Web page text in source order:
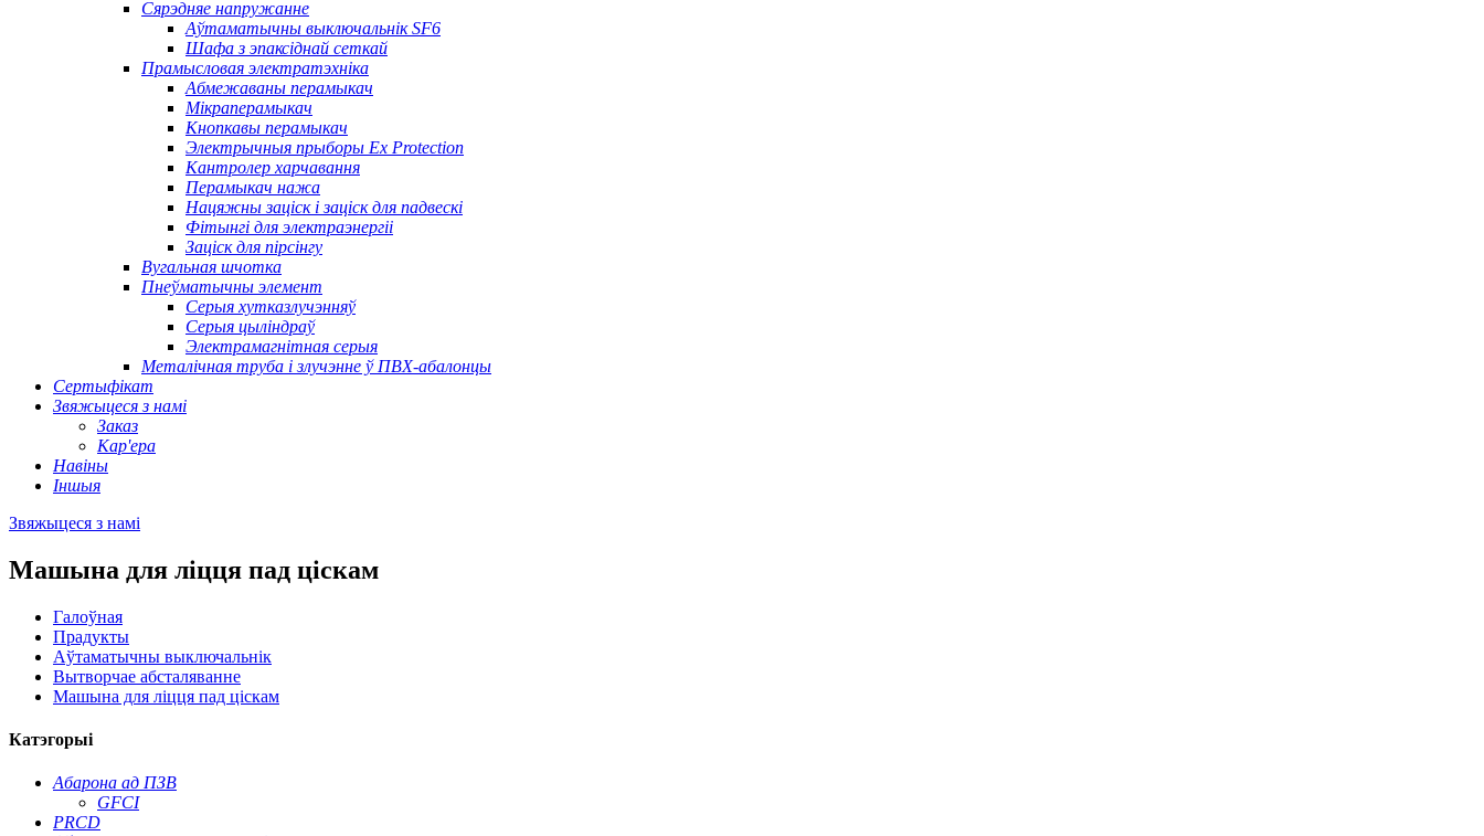
Сярэдняе напружанне
Аўтаматычны выключальнік SF6
Шафа з эпаксіднай сеткай
Прамысловая электратэхніка
Абмежаваны перамыкач
Мікраперамыкач
Кнопкавы перамыкач
Электрычныя прыборы Ex Protection
Кантролер харчавання
Перамыкач нажа
Нацяжны заціск і заціск для падвескі
Фітынгі для электраэнергіі
Заціск для пірсінгу
Вугальная шчотка
Пнеўматычны элемент
Серыя хутказлучэнняў
Серыя цыліндраў
Электрамагнітная серыя
Металічная труба і злучэнне ў ПВХ-абалонцы
Сертыфікат
Звяжыцеся з намі
Заказ
Кар'ера
Навіны
Іншыя
Звяжыцеся з намі
Машына для ліцця пад ціскам
Галоўная
Прадукты
Аўтаматычны выключальнік
Вытворчае абсталяванне
Машына для ліцця пад ціскам
Катэгорыі
Абарона ад ПЗВ
GFCI
PRCD